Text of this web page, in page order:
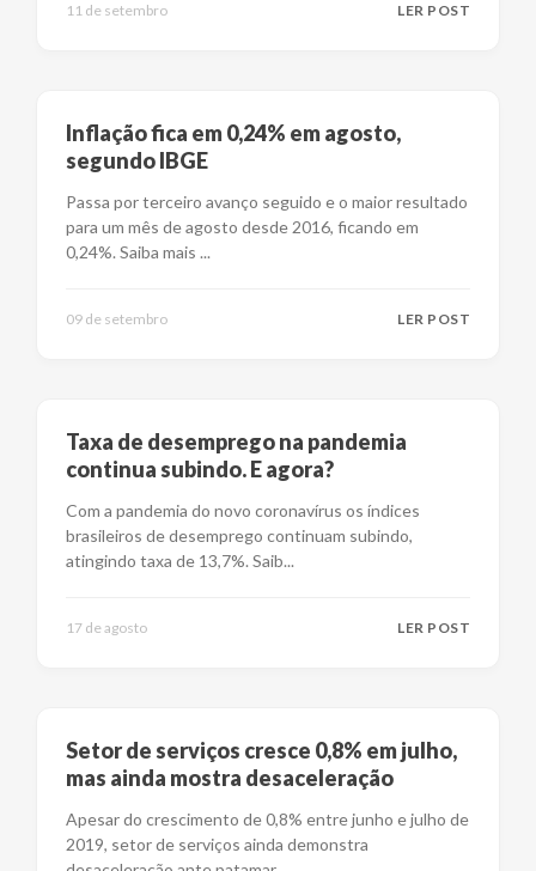
11 de setembro LER POST
Inflação fica em 0,24% em agosto,
segundo IBGE
Passa por terceiro avanço seguido e o maior resultado
para um mês de agosto desde 2016, ficando em
0,24%. Saiba mais ...
09 de setembro LER POST
Taxa de desemprego na pandemia
continua subindo. E agora?
Com a pandemia do novo coronavírus os índices
brasileiros de desemprego continuam subindo,
atingindo taxa de 13,7%. Saib...
17 de agosto LER POST
Setor de serviços cresce 0,8% em julho,
mas ainda mostra desaceleração
Apesar do crescimento de 0,8% entre junho e julho de
2019, setor de serviços ainda demonstra